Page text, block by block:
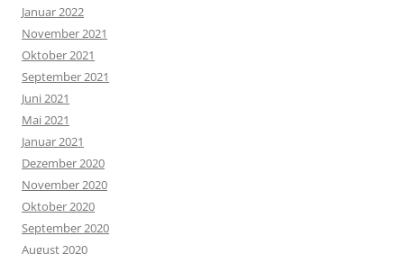
Januar 2022
November 2021
Oktober 2021
September 2021
Juni 2021
Mai 2021
Januar 2021
Dezember 2020
November 2020
Oktober 2020
September 2020
August 2020